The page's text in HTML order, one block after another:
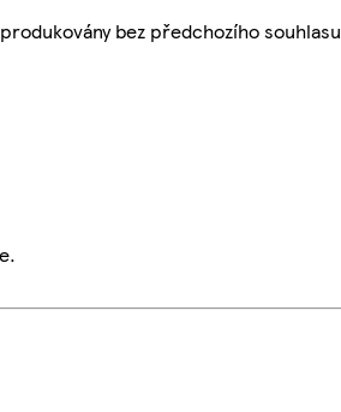
bez předchozího